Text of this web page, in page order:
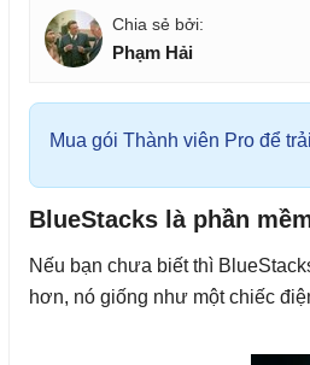
Phạm Hải
Mua gói Thành viên Pro để
BlueStacks là phần
Nếu bạn chưa biết thì
hơn, nó giống như một chiếc